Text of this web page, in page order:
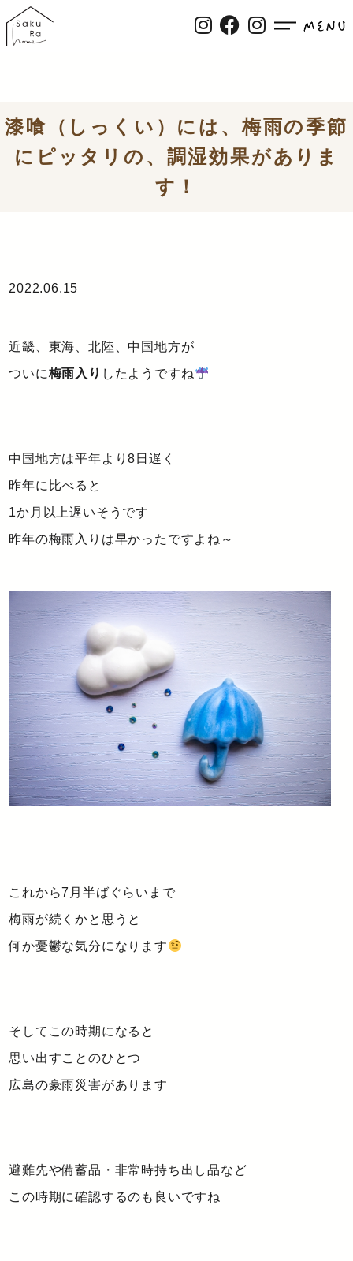
漆喰（しっくい）には、梅雨の季節
にピッタリの、調湿効果がありま
す！
2022.06.15
近畿、東海、北陸、中国地方が
ついに梅雨入り したようですね
中国地方は平年より8日遅く
昨年に比べると
1か月以上遅いそうです
昨年の梅雨入りは早かったですよね～
これから7月半ばぐらいまで
梅雨が続くかと思うと
何か憂鬱な気分になります
そしてこの時期になると
思い出すことのひとつ
広島の豪雨災害があります
避難先や備蓄品・非常時持ち出し品など
この時期に確認するのも良いですね